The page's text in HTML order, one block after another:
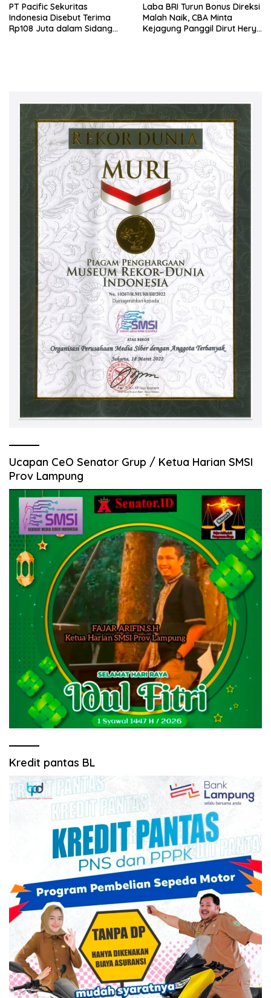
PT Pacific Sekuritas
Indonesia Disebut Terima
Rp108 Juta dalam Sidang
Laba BRI Turun Bonus Direksi
Malah Naik, CBA Minta
Kejagung Panggil Dirut Hery
Ucapan CeO Senator Grup / Ketua Harian SMSI
Prov Lampung
Kredit pantas BL